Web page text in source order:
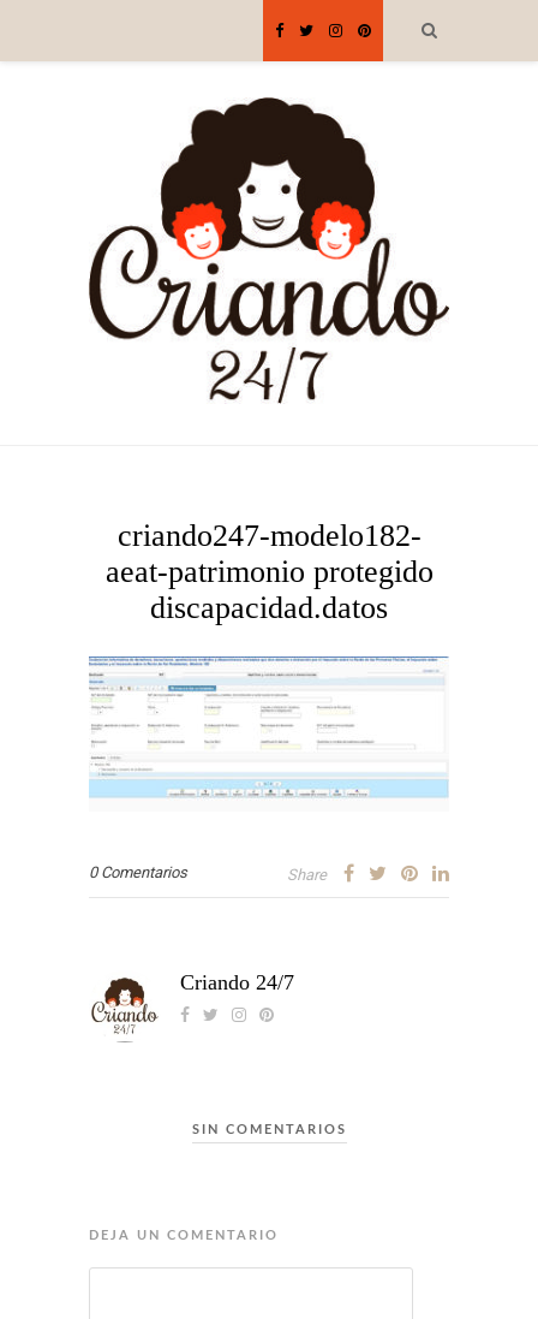
criando247-modelo182-
aeat-patrimonio protegido
discapacidad.datos
0 Comentarios Share
Criando 24/7
SIN COMENTARIOS
DEJA UN COMENTARIO